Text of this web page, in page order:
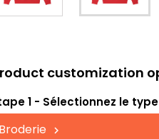
customization
1 - Sélectionnez le
Broderie